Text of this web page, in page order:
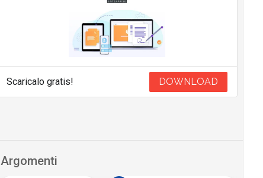
Scaricalo gratis! DOWNLOAD
Argomenti